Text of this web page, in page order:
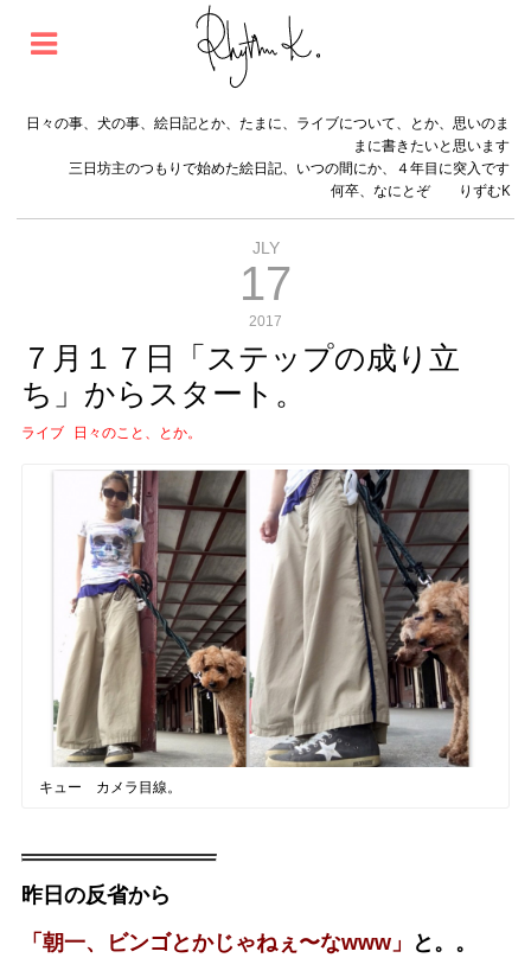
日々の事、犬の事、絵日記とか、たまに、ライブについて、とか、思いのま
まに書きたいと思います
三日坊主のつもりで始めた絵日記、いつの間にか、４年目に突入です
何卒、なにとぞ りずむK
JLY
17
2017
７月１７日「ステップの成り立
ち」からスタート。
ライブ 日々のこと、とか。
キュー カメラ目線。
昨日の反省から
「朝一、ビンゴとかじゃねぇ〜なwww」
と。。